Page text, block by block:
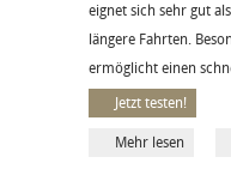
eignet sich sehr gut
längere Fahrten.
ermöglicht einen
Jetzt testen!
Mehr lesen